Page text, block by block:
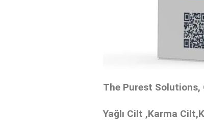
The Purest Solutions,
Yağlı Cilt ,Karma